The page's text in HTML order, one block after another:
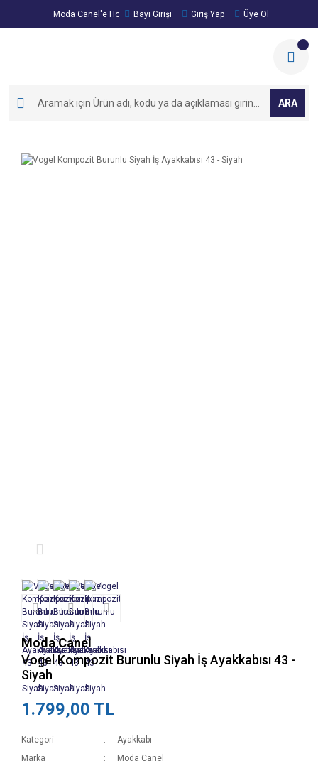
Moda Canel'e Hoşgeldiniz!
Bayi Girişi Giriş Yap Üye Ol
ARA
Moda Canel
Vogel Kompozit Burunlu Siyah İş Ayakkabısı 43 -
Siyah
1.799,00 TL
Kategori
Ayakkabı
Marka
Moda Canel